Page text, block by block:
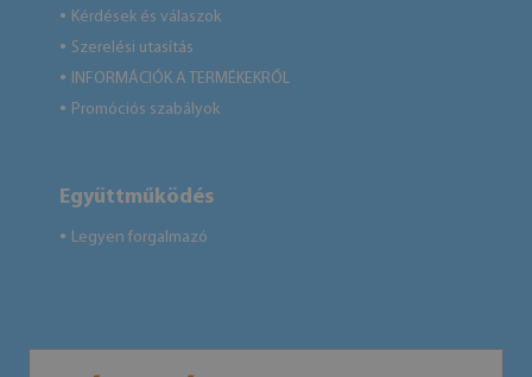
● Kérdések és válaszok
● Szerelési utasítás
● INFORMÁCIÓK A TERMÉKEKRŐL
● Promóciós szabályok
Együttműködés
● Legyen forgalmazó